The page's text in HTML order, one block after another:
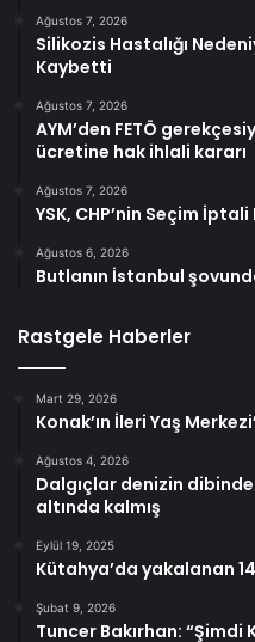
Ağustos 7, 2026
Silikozis Hastalığı
Kaybetti
Ağustos 7, 2026
AYM’den FETÖ
ücretine hak ihlali kararı
Ağustos 7, 2026
YSK, CHP’nin Seçim
Ağustos 6, 2026
Butlanın İstanbul
Rastgele Haberler
Mart 29, 2026
Konak’ın İleri Yaş
Ağustos 4, 2026
Dalgıçlar denizin dibinde
altında kalmış
Eylül 19, 2025
Kütahya’da yakalanan
Şubat 9, 2026
Tuncer Bakırhan: